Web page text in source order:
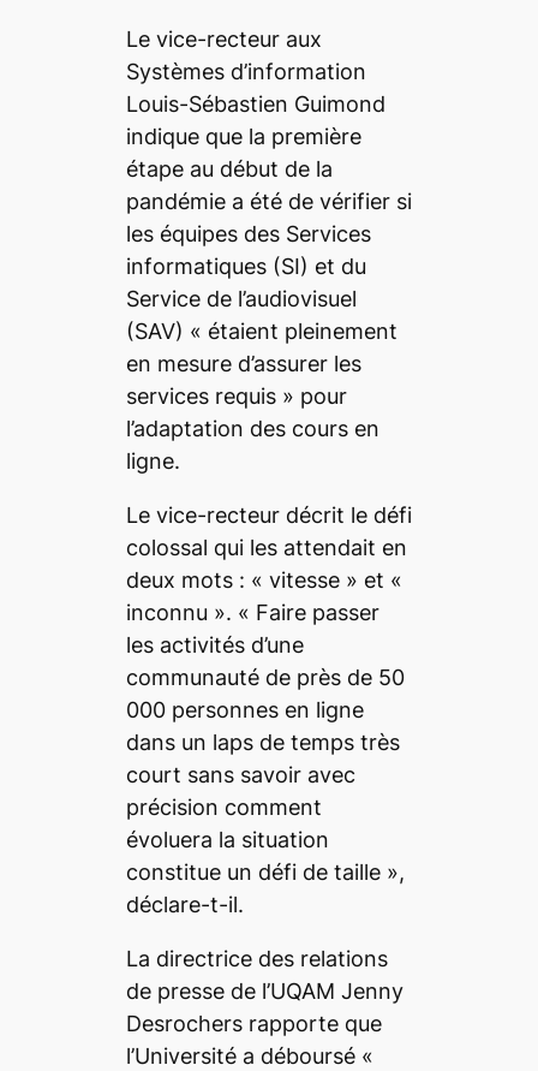
Le vice-recteur aux
Systèmes d’information
Louis-Sébastien Guimond
indique que la première
étape au début de la
pandémie a été de vérifier si
les équipes des Services
informatiques (SI) et du
Service de l’audiovisuel
(SAV) « étaient pleinement
en mesure d’assurer les
services requis » pour
l’adaptation des cours en
ligne.
Le vice-recteur décrit le défi
colossal qui les attendait en
deux mots : « vitesse » et «
inconnu ». « Faire passer
les activités d’une
communauté de près de 50
000 personnes en ligne
dans un laps de temps très
court sans savoir avec
précision comment
évoluera la situation
constitue un défi de taille »,
déclare-t-il.
La directrice des relations
de presse de l’UQAM Jenny
Desrochers rapporte que
l’Université a déboursé «